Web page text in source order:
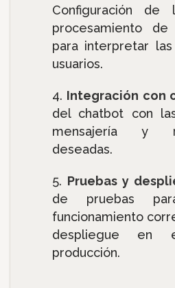
Configuración
procesamiento
para interpretar
usuarios.
Integración con
del chatbot con
mensajería y
deseadas.
Pruebas y
de pruebas
funcionamiento
despliegue en
producción.